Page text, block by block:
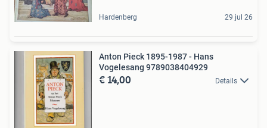
Hardenberg 29 jul 26
Anton Pieck 1895-1987 - Hans
Vogelesang 9789038404929
€ 14,00 Details